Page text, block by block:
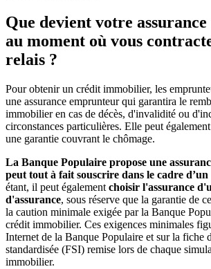
Que devient votre
au moment où vous
relais ?
Pour obtenir un crédit immobilier, les
une assurance emprunteur qui garantira le
immobilier en cas de décès, d'invalidité ou
circonstances particulières. Elle peut
une garantie couvrant le chômage.
La Banque Populaire propose une
peut tout à fait souscrire dans le cadre
étant, il peut également choisir l'assurance
d'assurance, sous réserve que la garantie de
la caution minimale exigée par la Banque
crédit immobilier. Ces exigences minimales
Internet de la Banque Populaire et sur la fiche
standardisée (FSI) remise lors de chaque
immobilier.